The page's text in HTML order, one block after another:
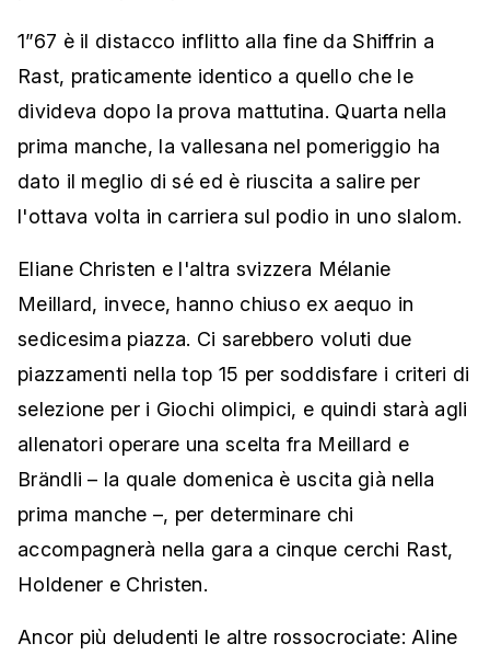
1”67 è il distacco inflitto alla fine da Shiffrin a
Rast, praticamente identico a quello che le
divideva dopo la prova mattutina. Quarta nella
prima manche, la vallesana nel pomeriggio ha
dato il meglio di sé ed è riuscita a salire per
l'ottava volta in carriera sul podio in uno slalom.
Eliane Christen e l'altra svizzera Mélanie
Meillard, invece, hanno chiuso ex aequo in
sedicesima piazza. Ci sarebbero voluti due
piazzamenti nella top 15 per soddisfare i criteri di
selezione per i Giochi olimpici, e quindi starà agli
allenatori operare una scelta fra Meillard e
Brändli – la quale domenica è uscita già nella
prima manche –, per determinare chi
accompagnerà nella gara a cinque cerchi Rast,
Holdener e Christen.
Ancor più deludenti le altre rossocrociate: Aline